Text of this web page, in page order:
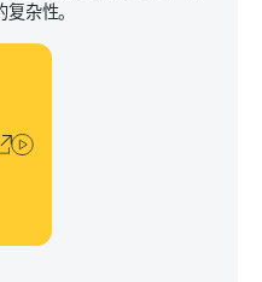
杂性。